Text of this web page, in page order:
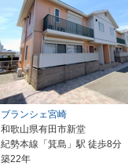
ブランシェ宮崎
和歌山県有田市新堂
紀勢本線「箕島」駅 徒歩8分
築22年